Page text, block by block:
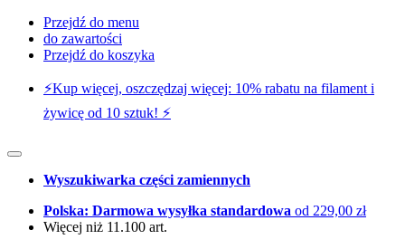
Przejdź do menu
do zawartości
Przejdź do koszyka
⚡️Kup więcej, oszczędzaj więcej: 10% rabatu na filament i
żywicę od 10 sztuk! ⚡️
Wyszukiwarka części zamiennych
Polska: Darmowa wysyłka standardowa od 229,00 zł
Więcej niż 11.100 art.